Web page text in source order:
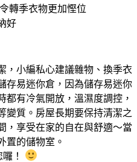
好
，小編私心建議雜物、換季衣
存易迷你倉，因為儲存易迷你
都有冷氣開放，溫濕度調控，
變質。房屋長期要保持清潔之
，享受在家的自在與舒適～當
置的儲物室。
！